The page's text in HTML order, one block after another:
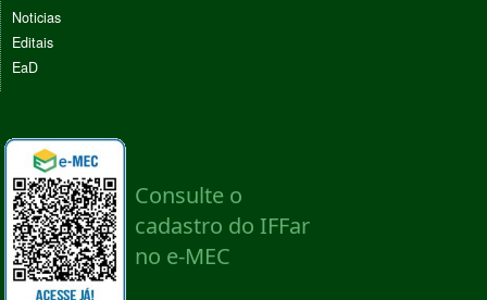
Noticias
Editais
EaD